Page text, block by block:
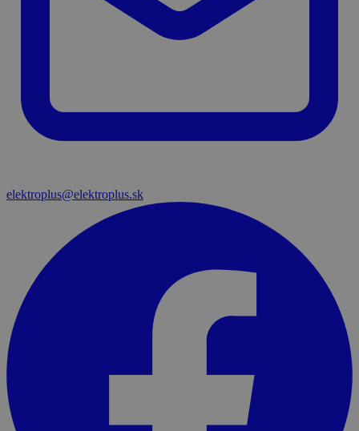
elektroplus@elektroplus.sk